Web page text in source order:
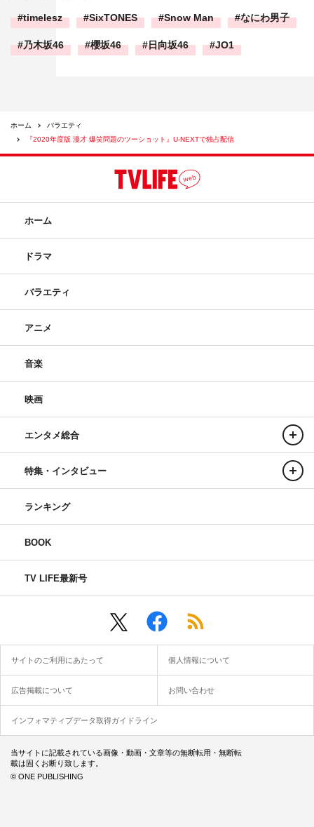
timelesz SixTONES Snow Man なにわ男子
乃木坂46 櫻坂46 日向坂46 JO1
ホーム
バラエティ
『2020年度版 漫才 爆笑問題のツーショット』U-NEXTで独占配信
ホーム
ドラマ
バラエティ
アニメ
音楽
映画
エンタメ総合
特集・インタビュー
ランキング
BOOK
TV LIFE最新号
サイトのご利用にあたって 個人情報について
広告掲載について お問い合わせ
インフォマティブデータ取得ガイドライン
当サイトに記載されている画像・動画・文章等の無断転用・無断転
載は固くお断り致します。
© ONE PUBLISHING